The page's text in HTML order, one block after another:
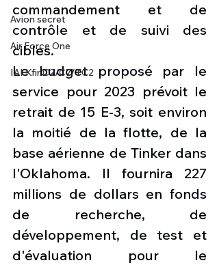
Avion secret
Air Force One
IAI Kfir C2/C7/TC2
commandement et de
contrôle et de suivi des
cibles.
Le budget proposé par le
service pour 2023 prévoit le
retrait de 15 E-3, soit environ
la moitié de la flotte, de la
base aérienne de Tinker dans
l'Oklahoma. Il fournira 227
millions de dollars en fonds
de recherche, de
développement, de test et
d'évaluation pour le